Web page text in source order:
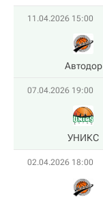
11.04.2026 15:00
Автодор
07.04.2026 19:00
УНИКС
02.04.2026 18:00